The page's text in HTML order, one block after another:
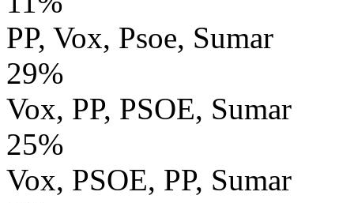
PP, Vox, Psoe, Sumar
29%
Vox, PP, PSOE, Sumar
25%
Vox, PSOE, PP, Sumar